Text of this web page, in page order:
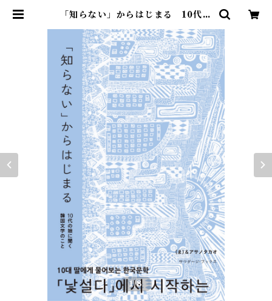
「知らない」からはじまる 10代の
e Books
1/8